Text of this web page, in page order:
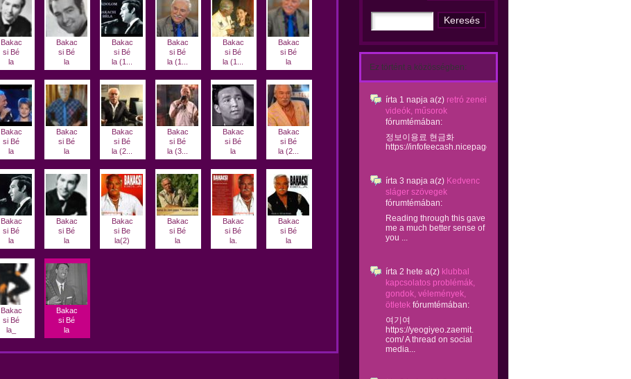
Bakac
si Bé
la
Bakac
si Bé
la
Bakac
si Bé
la (1...
Bakac
si Bé
la (1...
Bakac
si Bé
la (1...
Bakac
si Bé
la
Bakac
si Bé
la
Bakac
si Bé
la
Bakac
si Bé
la (2...
Bakac
si Bé
la (3...
Bakac
si Bé
la
Bakac
si Bé
la (2...
Bakac
si Bé
la
Bakac
si Bé
la
Bakac
si Be
la(2)
Bakac
si Bé
la
Bakac
si Bé
la.
Bakac
si Bé
la
Bakac
si Bé
la_
Bakac
si Bé
la
Ez történt a közösségben:
írta 1 napja a(z) retró zenei
videók, műsorok
fórumtémában:
정보이용료 현금화
https://infofeecash.nicepage...
írta 3 napja a(z) Kedvenc
sláger szövegek
fórumtémában:
Reading through this gave
me a much better sense of
you ...
írta 2 hete a(z) klubbal
kapcsolatos problémák,
gondok, vélemények,
ötletek fórumtémában:
여기여
https://yeogiyeo.zaemit.
com/ A thread on social
media...